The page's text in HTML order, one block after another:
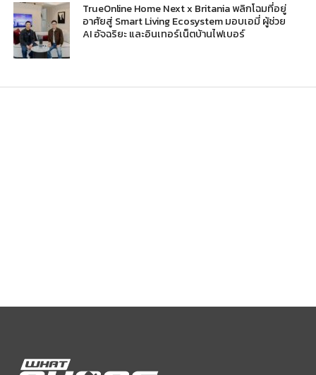
TrueOnline Home Next x Britania พลิกโฉมที่อยู่
อาศัยสู่ Smart Living Ecosystem มอบเอมี่ ผู้ช่วย
AI อัจฉริยะ และอินเทอร์เน็ตบ้านไฟเบอร์